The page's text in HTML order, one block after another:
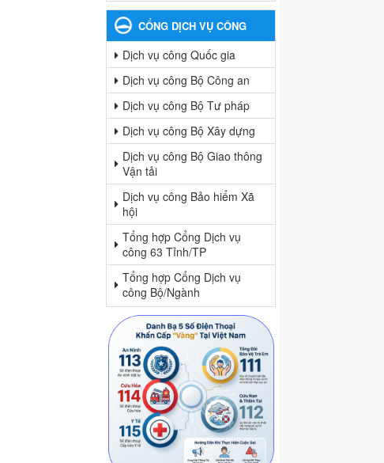
CỔNG DỊCH VỤ CÔNG
Dịch vụ công Quốc gia
Dịch vụ công Bộ Công an
Dịch vụ công Bộ Tư pháp
Dịch vụ công Bộ Xây dựng
Dịch vụ công Bộ Giao thông
Vận tải
Dịch vụ công Bảo hiểm Xã
hội
Tổng hợp Cổng Dịch vụ
công 63 Tỉnh/TP
Tổng hợp Cổng Dịch vụ
công Bộ/Ngành